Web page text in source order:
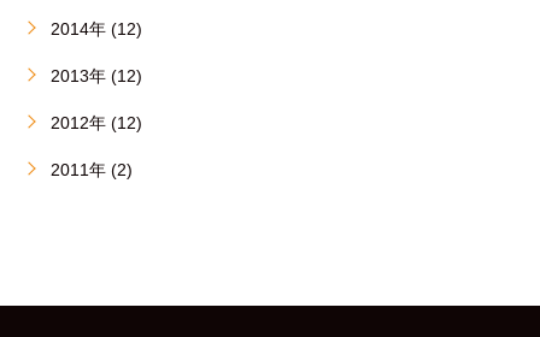
2014年 (12)
2013年 (12)
2012年 (12)
2011年 (2)